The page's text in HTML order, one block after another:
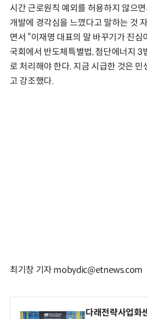
시간 근로원칙 예외를 허용하지 않으
개발에 경각심을 느꼈다고 말하는 것
면서 “이재명 대표의 말 바꾸기가 진심
국회에서 반도체특별법, 첨단에너지 3
로 처리해야 한다. 지금 시급한 것은 민
고 강조했다.
최기창 기자 mobydic@etnews.com
다래전략사업화